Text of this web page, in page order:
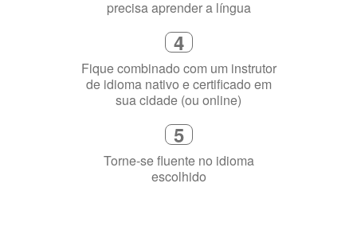
Fique combinado com um instrutor
de idioma nativo e certificado em
sua cidade (ou online)
5
Torne-se fluente no idioma
escolhido